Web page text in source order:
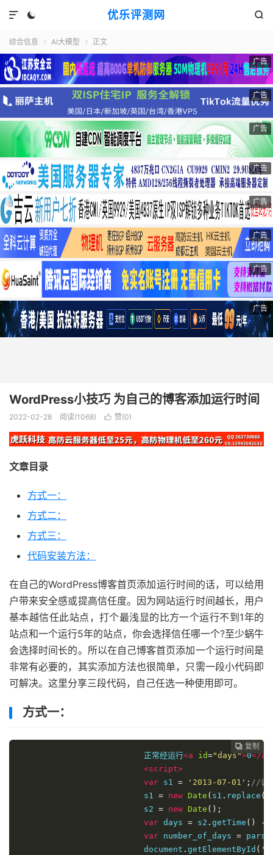
优乐评测网
 

综合信息  AI大模型  正文
广告
广告
广告
广告
广告
广告
广告
广告
WordPress小技巧 为自己的博客添加运行时间
2022-02-28 阅读(1068)  赞(0)
文章目录
方式一：
方式二：
方式三：
代码安装方法：
在自己的WordPress博客首页添加运行时间的话，可以给用
户带来安全感或提高信任度。因为网站运行时间越长，用户
基本越信任此站点，打个最浅显的比方一个运行不到1年的
站点和一个运行5年的站点，你会选择信任哪一个?至少蜗牛
会选择时间长的。所以在自己博客首页添加一个运行时间是
非常有必要的，其实添加方法也很简单，只需一段小代码即
可解决。这里分享三段代码，自己任选一种使用即可。
方式一：
 复制
 复制
 复制
 复制
 复制
正常经运行<a id="days">0</a>
<script>
var s1 = '2013-07-01' ; //设
s1 = new Date ( s1 . replace (
s2 = new Date ();
var days = s2 . getTime () -
var number_of_days =
document . getElementById (